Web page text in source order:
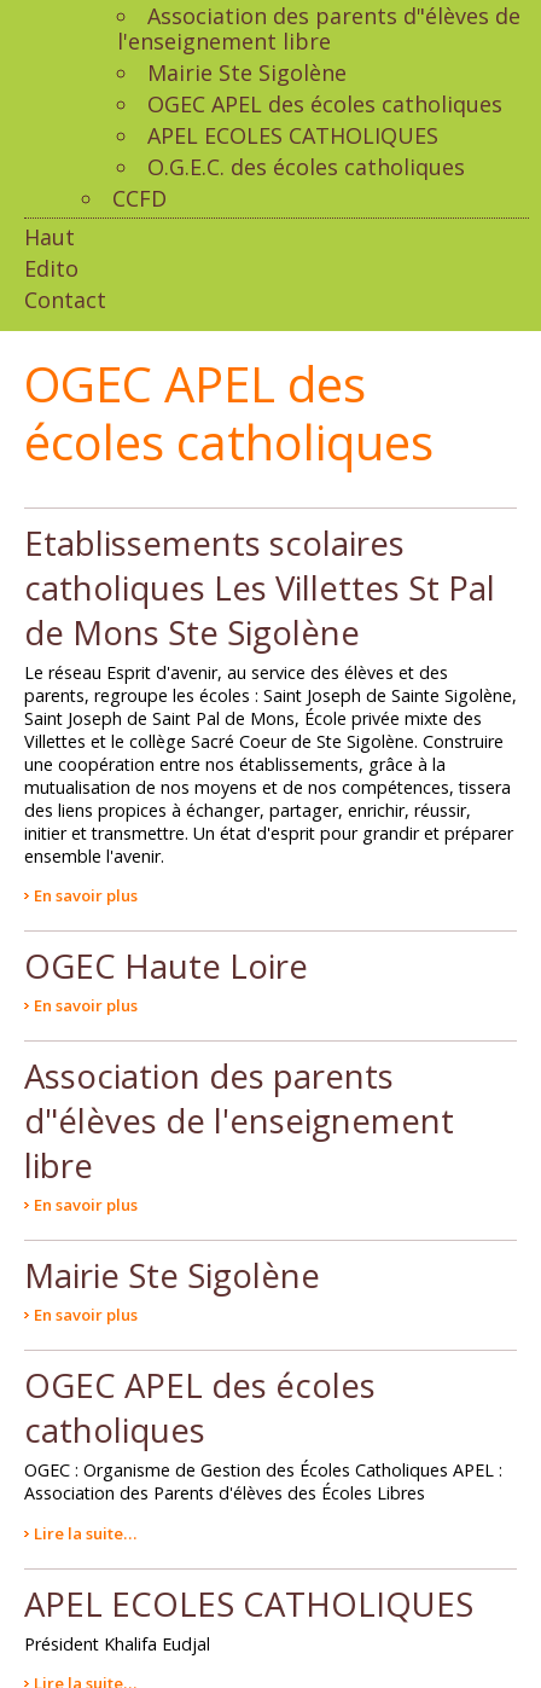
Association des parents d"élèves de
l'enseignement libre
Mairie Ste Sigolène
OGEC APEL des écoles catholiques
APEL ECOLES CATHOLIQUES
O.G.E.C. des écoles catholiques
CCFD
Haut
Edito
Contact
OGEC APEL des
écoles catholiques
Etablissements scolaires
catholiques Les Villettes St Pal
de Mons Ste Sigolène
Le réseau Esprit d'avenir, au service des élèves et des
parents, regroupe les écoles : Saint Joseph de Sainte Sigolène,
Saint Joseph de Saint Pal de Mons, École privée mixte des
Villettes et le collège Sacré Coeur de Ste Sigolène. Construire
une coopération entre nos établissements, grâce à la
mutualisation de nos moyens et de nos compétences, tissera
des liens propices à échanger, partager, enrichir, réussir,
initier et transmettre. Un état d'esprit pour grandir et préparer
ensemble l'avenir.
En savoir plus
OGEC Haute Loire
En savoir plus
Association des parents
d"élèves de l'enseignement
libre
En savoir plus
Mairie Ste Sigolène
En savoir plus
OGEC APEL des écoles
catholiques
OGEC : Organisme de Gestion des Écoles Catholiques APEL :
Association des Parents d'élèves des Écoles Libres
Lire la suite…
APEL ECOLES CATHOLIQUES
Président Khalifa Eudjal
Lire la suite…